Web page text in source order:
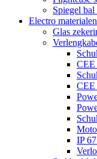
Spiegel bal
Electro materialen
Glas
CEE
CEE
IP